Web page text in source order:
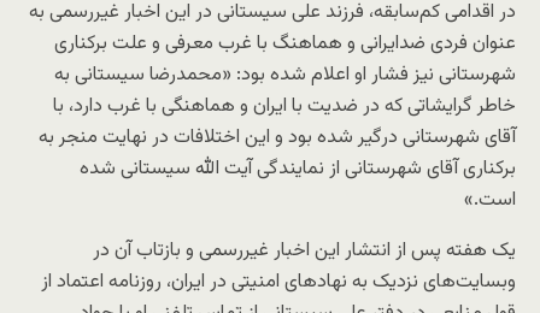
در اقدامی کم‌سابقه، فرزند علی سیستانی در این اخبار غیررسمی به
عنوان فردی ضدایرانی و هماهنگ با غرب معرفی و علت برکناری
شهرستانی نیز فشار او اعلام شده بود: «محمدرضا سیستانی به
خاطر گرایشاتی که در ضدیت با ایران و هماهنگی با غرب دارد، با
آقای شهرستانی درگیر شده بود و این اختلافات در نهایت منجر به
برکناری آقای شهرستانی از نمایندگی آیت الله سیستانی شده
است.»
یک هفته پس از انتشار این اخبار غیررسمی و بازتاب آن در
وبسایت‌های نزدیک به نهادهای امنیتی در ایران، روزنامه اعتماد از